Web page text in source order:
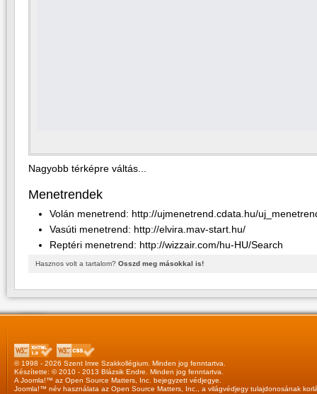
Nagyobb térképre váltás...
Menetrendek
Volán menetrend: http://ujmenetrend.cdata.hu/
Vasúti menetrend: http://elvira.mav-start.hu/
Reptéri menetrend: http://wizzair.com/hu-HU/Search
Hasznos volt a tartalom? Osszd meg másokkal is!
© 1998 - 2026 Szent Imre Szakkollégium. Minden jog fenntartva.
Készítette: © 2010 - 2013 Blázsik Endre . Minden jog fenntartva.
A Joomla!™ az Open Source Matters, Inc. bejegyzett védjegye.
Joomla!™ név használata az Open Source Matters, Inc. , a világvédjegy tulajdonosának